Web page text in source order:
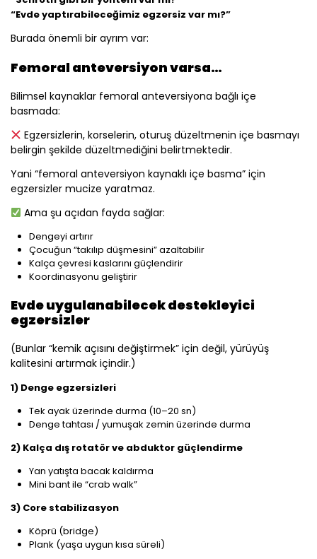
“Evde yaptırabileceğimiz egzersiz var mı?”
Burada önemli bir ayrım var:
Femoral anteversiyon varsa…
Bilimsel kaynaklar femoral anteversiyona bağlı içe
basmada:
Egzersizlerin, korselerin, oturuş düzeltmenin içe basmayı
belirgin şekilde düzeltmediğini belirtmektedir.
Yani “femoral anteversiyon kaynaklı içe basma” için
egzersizler mucize yaratmaz.
Ama şu açıdan fayda sağlar:
Dengeyi artırır
Çocuğun “takılıp düşmesini” azaltabilir
Kalça çevresi kaslarını güçlendirir
Koordinasyonu geliştirir
Evde uygulanabilecek destekleyici
egzersizler
(Bunlar “kemik açısını değiştirmek” için değil, yürüyüş
kalitesini artırmak içindir.)
1) Denge egzersizleri
Tek ayak üzerinde durma (10–20 sn)
Denge tahtası / yumuşak zemin üzerinde durma
2) Kalça dış rotatör ve abduktor güçlendirme
Yan yatışta bacak kaldırma
Mini bant ile “crab walk”
3) Core stabilizasyon
Köprü (bridge)
Plank (yaşa uygun kısa süreli)